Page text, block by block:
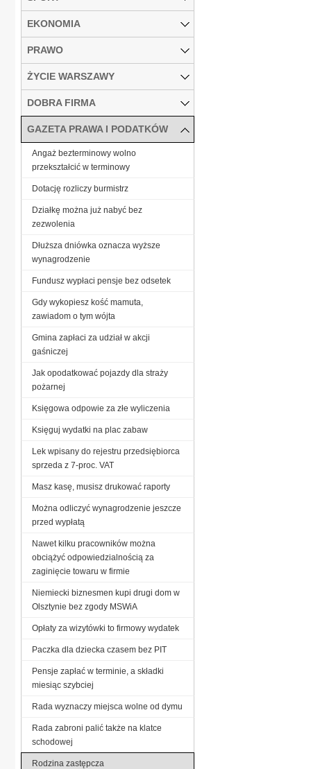
EKONOMIA
PRAWO
ŻYCIE WARSZAWY
DOBRA FIRMA
GAZETA PRAWA I PODATKÓW
Angaż bezterminowy wolno
przekształcić w terminowy
Dotację rozliczy burmistrz
Działkę można już nabyć bez
zezwolenia
Dłuższa dniówka oznacza wyższe
wynagrodzenie
Fundusz wypłaci pensje bez odsetek
Gdy wykopiesz kość mamuta,
zawiadom o tym wójta
Gmina zapłaci za udział w akcji
gaśniczej
Jak opodatkować pojazdy dla straży
pożarnej
Księgowa odpowie za złe wyliczenia
Księguj wydatki na plac zabaw
Lek wpisany do rejestru przedsiębiorca
sprzeda z 7-proc. VAT
Masz kasę, musisz drukować raporty
Można odliczyć wynagrodzenie jeszcze
przed wypłatą
Nawet kilku pracowników można
obciążyć odpowiedzialnością za
zaginięcie towaru w firmie
Niemiecki biznesmen kupi drugi dom w
Olsztynie bez zgody MSWiA
Opłaty za wizytówki to firmowy wydatek
Paczka dla dziecka czasem bez PIT
Pensje zapłać w terminie, a składki
miesiąc szybciej
Rada wyznaczy miejsca wolne od dymu
Rada zabroni palić także na klatce
schodowej
Rodzina zastępcza